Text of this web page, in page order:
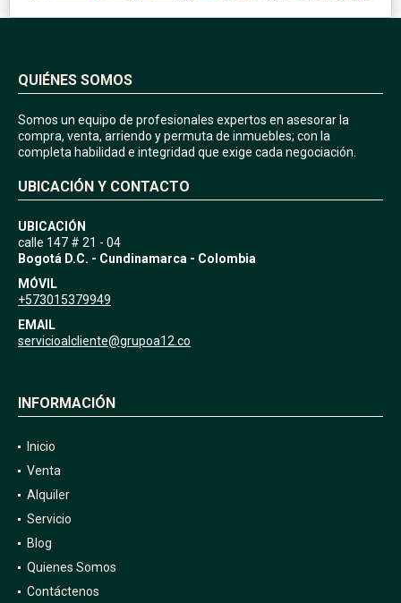
QUIÉNES SOMOS
Somos un equipo de profesionales expertos en asesorar la
compra, venta, arriendo y permuta de inmuebles; con la
completa habilidad e integridad que exige cada negociación.
UBICACIÓN Y CONTACTO
UBICACIÓN
calle 147 # 21 - 04
Bogotá D.C. - Cundinamarca - Colombia
MÓVIL
+573015379949
EMAIL
servicioalcliente@grupoa12.co
INFORMACIÓN
Inicio
Venta
Alquiler
Servicio
Blog
Quienes Somos
Contáctenos